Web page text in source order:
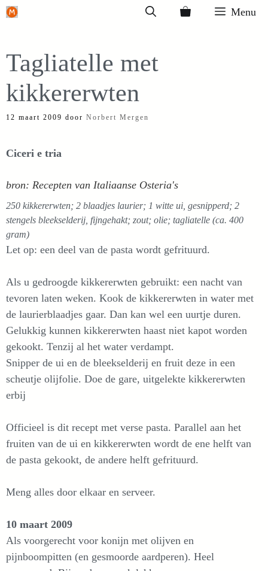
Ga
inhoud
Menu
Tagliatelle met
kikkererwten
12 maart 2009 door Norbert Mergen
Ciceri e tria
bron: Recepten van Italiaanse Osteria's
250 kikkererwten; 2 blaadjes laurier; 1 witte ui, gesnipperd; 2
stengels bleekselderij, fijngehakt; zout; olie; tagliatelle (ca. 400
gram)
Let op: een deel van de pasta wordt gefrituurd.
Als u gedroogde kikkererwten gebruikt: een nacht van
tevoren laten weken. Kook de kikkererwten in water met
de laurierblaadjes gaar. Dan kan wel een uurtje duren.
Gelukkig kunnen kikkererwten haast niet kapot worden
gekookt. Tenzij al het water verdampt.
Snipper de ui en de bleekselderij en fruit deze in een
scheutje olijfolie. Doe de gare, uitgelekte kikkererwten
erbij
Officieel is dit recept met verse pasta. Parallel aan het
fruiten van de ui en kikkererwten wordt de ene helft van
de pasta gekookt, de andere helft gefrituurd.
Meng alles door elkaar en serveer.
10 maart 2009
Als voorgerecht voor konijn met olijven en
pijnboompitten (en gesmoorde aardperen). Heel